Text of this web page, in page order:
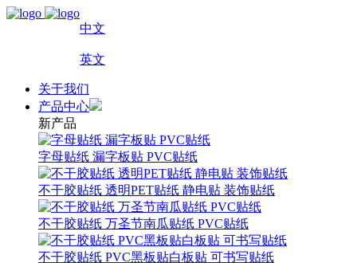
中文
英文
关于我们
产品中心
新产品
字母贴纸 漏字板贴 PVC贴纸
不干胶贴纸 透明PET贴纸 静电贴 装饰贴纸
不干胶贴纸 万圣节南瓜贴纸 PVC贴纸
不干胶贴纸 PVC黑板贴白板贴 可书写贴纸